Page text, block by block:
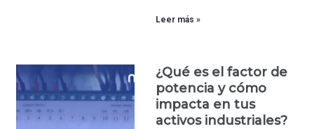
Leer más »
¿Qué es el factor de
potencia y cómo
impacta en tus
activos industriales?